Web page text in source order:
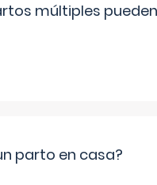
múltiples
parto en casa?